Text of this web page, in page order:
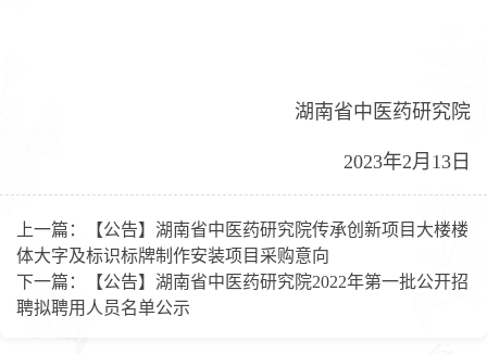
湖南省中医药研究院
2023年2月13日
上一篇：
【公告】湖南省中医药研究院传承创新项目大楼楼
体大字及标识标牌制作安装项目采购意向
下一篇：
【公告】湖南省中医药研究院2022年第一批公开招
聘拟聘用人员名单公示